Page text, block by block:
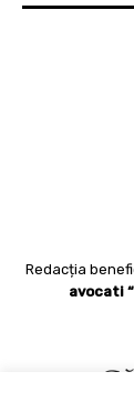
Redacția
avocati